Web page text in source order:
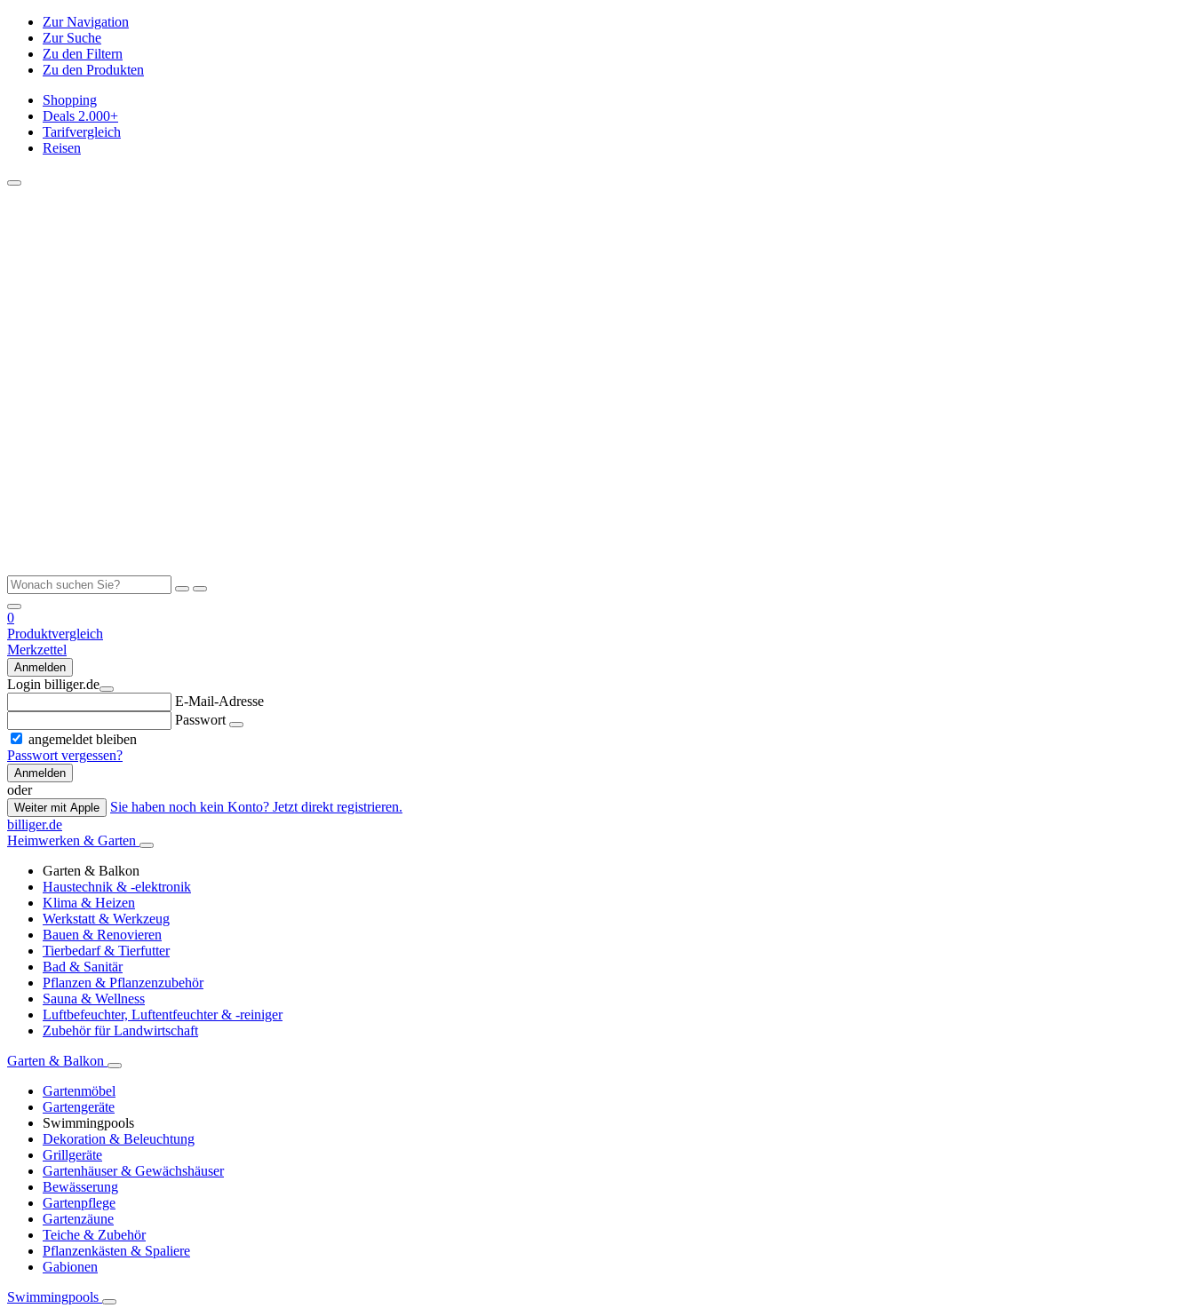
Zur Navigation
Zur Suche
Zu den Filtern
Zu den Produkten
Shopping
Deals 2.000+
Tarifvergleich
Reisen
0
Produktvergleich
Merkzettel
Anmelden
Login billiger.de
E-Mail-Adresse
Passwort
angemeldet bleiben
Passwort vergessen?
Anmelden
oder
Weiter mit Apple
Sie haben noch kein Konto? Jetzt direkt registrieren.
billiger.de
Heimwerken & Garten
Garten & Balkon
Haustechnik & -elektronik
Klima & Heizen
Werkstatt & Werkzeug
Bauen & Renovieren
Tierbedarf & Tierfutter
Bad & Sanitär
Pflanzen & Pflanzenzubehör
Sauna & Wellness
Luftbefeuchter, Luftentfeuchter & -reiniger
Zubehör für Landwirtschaft
Garten & Balkon
Gartenmöbel
Gartengeräte
Swimmingpools
Dekoration & Beleuchtung
Grillgeräte
Gartenhäuser & Gewächshäuser
Bewässerung
Gartenpflege
Gartenzäune
Teiche & Zubehör
Pflanzenkästen & Spaliere
Gabionen
Swimmingpools